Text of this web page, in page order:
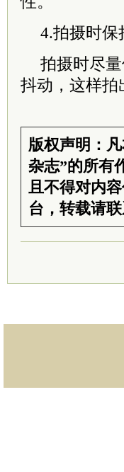
4.拍摄时保
拍摄时尽
抖动，这样拍
版权声明：
杂志”的所有
且不得对内
台，转载请